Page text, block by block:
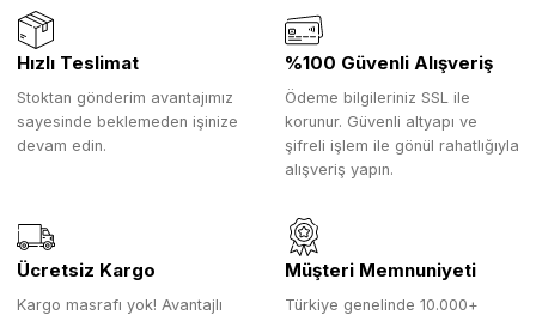
Hızlı Teslimat
Stoktan gönderim avantajımız
sayesinde beklemeden işinize
devam edin.
%100 Güvenli Alışveriş
Ödeme bilgileriniz SSL ile
korunur. Güvenli altyapı ve
şifreli işlem ile gönül rahatlığıyla
alışveriş yapın.
Ücretsiz Kargo
Kargo masrafı yok! Avantajlı
Müşteri Memnuniyeti
Türkiye genelinde 10.000+